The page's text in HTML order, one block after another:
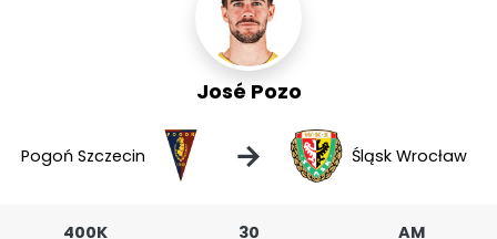
José Pozo
Pogoń Szczecin → Śląsk Wrocław
400K 30 AM